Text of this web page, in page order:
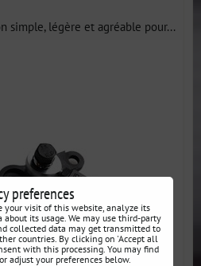
simple, légère et agréable pour...
preferences
your visit of this website, analyze its
its usage. We may use third-party
collected data may get transmitted to
countries. By clicking on 'Accept all
with this processing. You may find
adjust your preferences below.